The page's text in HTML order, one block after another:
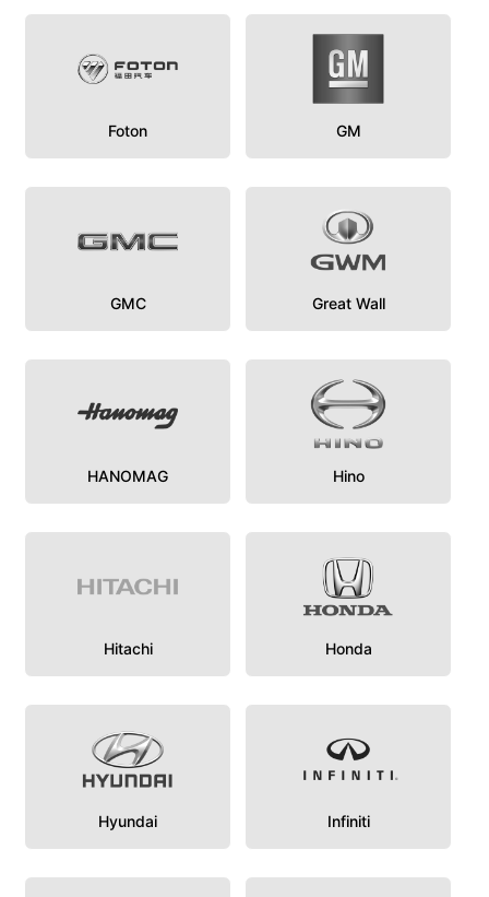
Foton GM
GMC Great Wall
HANOMAG Hino
Hitachi Honda
Hyundai Infiniti